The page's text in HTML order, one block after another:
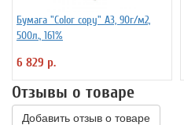
Бумага "Color copy" А3, 90г/м2,
500л., 161%
6 829 р.
Отзывы о товаре
Добавить отзыв о товаре